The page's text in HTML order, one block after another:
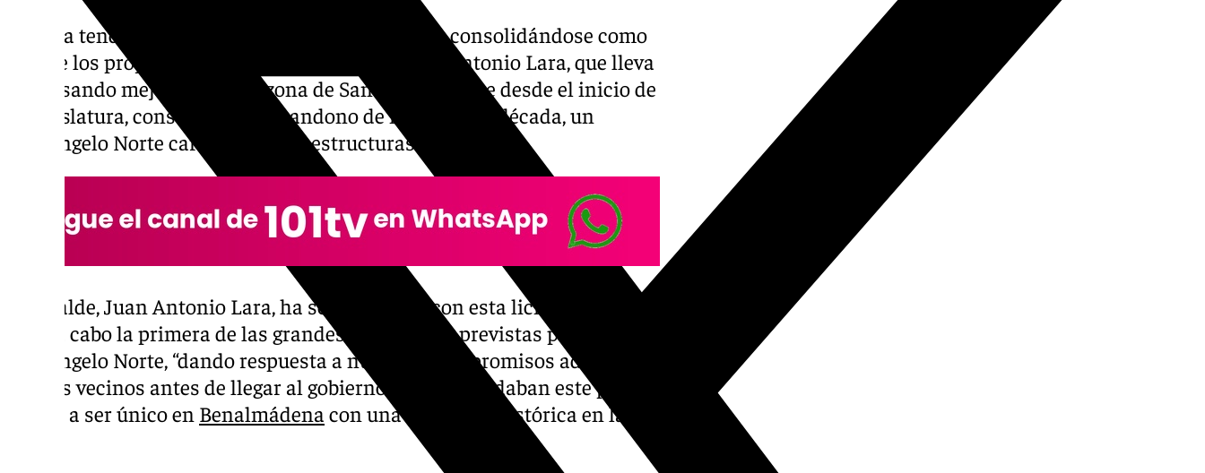
La obra tendrá un plazo de ejecución de 210 días, consolidándose como
uno de los proyectos claves del gobierno de Juan Antonio Lara, que lleva
impulsando mejoras para la zona de Santángelo Norte desde el inicio de
la legislatura, consciente del abandono de más de una década, un
Santángelo Norte carente de infraestructuras y servicios.
El alcalde, Juan Antonio Lara, ha señalado que con esta licitación se
lleva a cabo la primera de las grandes inversiones previstas para
Santángelo Norte, “dando respuesta a nuestros compromisos adquiridos
con los vecinos antes de llegar al gobierno, que demandaban este parque,
que va a ser único en Benalmádena con una inversión histórica en la